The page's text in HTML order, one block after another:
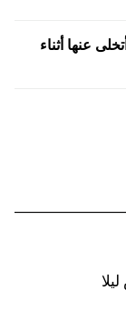
لا أتخلى عنها أثناء